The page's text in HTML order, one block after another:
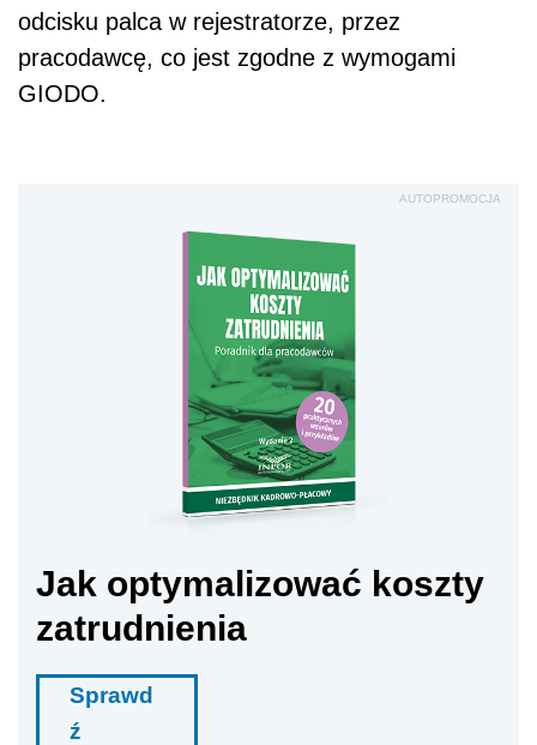
odcisku palca w rejestratorze, przez
pracodawcę, co jest zgodne z wymogami
GIODO.
AUTOPROMOCJA
Jak optymalizować koszty
zatrudnienia
Sprawd
ź